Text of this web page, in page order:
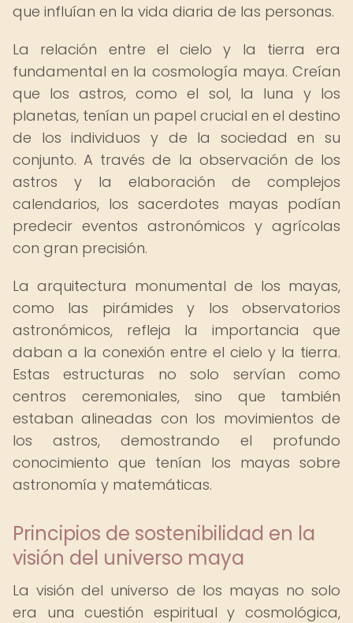
que influían en la vida diaria de las personas.
La relación entre el cielo y la tierra era
fundamental en la cosmología maya. Creían
que los astros, como el sol, la luna y los
planetas, tenían un papel crucial en el destino
de los individuos y de la sociedad en su
conjunto. A través de la observación de los
astros y la elaboración de complejos
calendarios, los sacerdotes mayas podían
predecir eventos astronómicos y agrícolas
con gran precisión.
La arquitectura monumental de los mayas,
como las pirámides y los observatorios
astronómicos, refleja la importancia que
daban a la conexión entre el cielo y la tierra.
Estas estructuras no solo servían como
centros ceremoniales, sino que también
estaban alineadas con los movimientos de
los astros, demostrando el profundo
conocimiento que tenían los mayas sobre
astronomía y matemáticas.
Principios de sostenibilidad en la
visión del universo maya
La visión del universo de los mayas no solo
era una cuestión espiritual y cosmológica,